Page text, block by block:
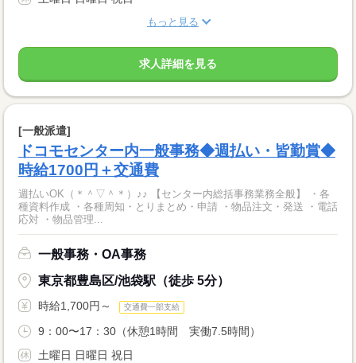
もっと見る
求人詳細を見る
[一般派遣]
ドコモセンター内一般事務◆週払い・皆勤賞◆
時給1700円＋交通費
週払いOK（＊＾▽＾＊）♪♪ 【センター内総括事務業務全般】 ・各
種資料作成 ・各種周知・とりまとめ・申請 ・物品注文・発送 ・電話
応対 ・物品管理...
一般事務・OA事務
東京都豊島区/池袋駅（徒歩 5分）
時給1,700円～ 交通費一部支給
9：00〜17：30（休憩1時間 実働7.5時間）
土曜日 日曜日 祝日